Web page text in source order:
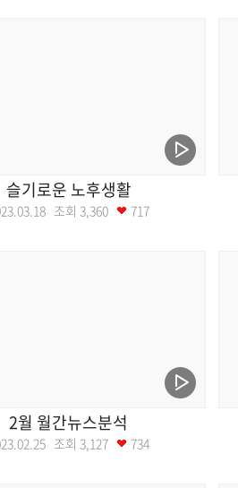
슬기로운 노후생활
조회 3,360 717
2월 월간뉴스분석
조회 3,127 734